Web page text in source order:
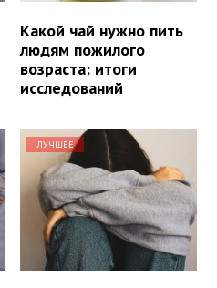
Какой чай нужно пить
людям пожилого
возраста: итоги
исследований
ЛУЧШЕЕ